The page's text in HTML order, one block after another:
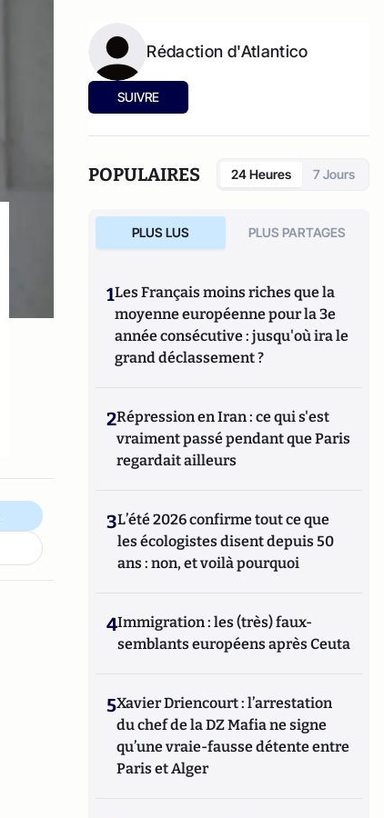
Rédaction d'Atlantico
SUIVRE
POPULAIRES 24 Heures 7 Jours
PLUS LUS PLUS PARTAGES
1Les Français moins riches que la
moyenne européenne pour la 3e
année consécutive : jusqu'où ira le
grand déclassement ?
2Répression en Iran : ce qui s'est
vraiment passé pendant que Paris
regardait ailleurs
3L’été 2026 confirme tout ce que
les écologistes disent depuis 50
ans : non, et voilà pourquoi
4Immigration : les (très) faux-
semblants européens après Ceuta
5Xavier Driencourt : l’arrestation
du chef de la DZ Mafia ne signe
qu’une vraie-fausse détente entre
Paris et Alger